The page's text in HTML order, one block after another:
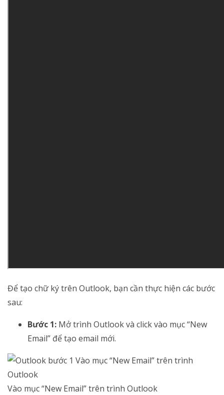
Để tạo chữ ký trên Outlook, bạn cần thực hiện các bước
sau:
Bước 1: Mở trình Outlook và click vào mục “New
Email” để tạo email mới.
Vào mục “New Email” trên trình Outlook